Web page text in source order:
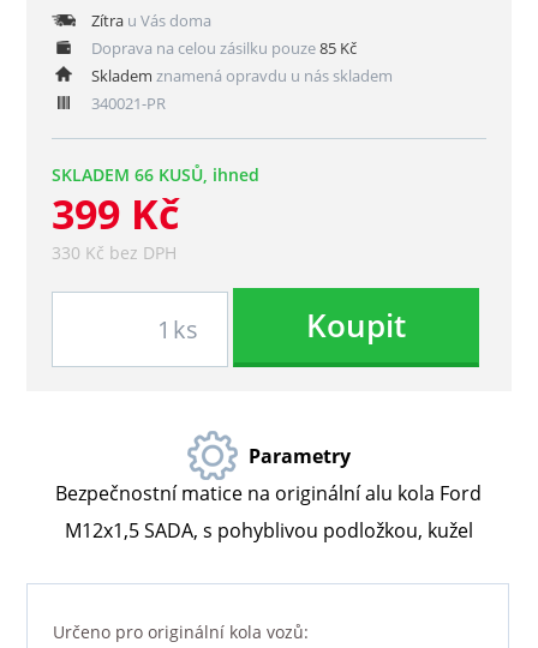
Zítrau Vás doma
Doprava na celou zásilku pouze85 Kč
Skladem znamená opravdu u nás skladem
340021-PR
SKLADEM 66 KUSŮ, ihned
399 Kč
330 Kč bez DPH
ks Koupit
Parametry
Bezpečnostní matice na originální alu kola Ford
M12x1,5 SADA, s pohyblivou podložkou, kužel
Určeno pro originální kola vozů: